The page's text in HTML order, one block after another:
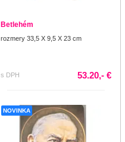
Betlehém
rozmery 33,5 X 9,5 X 23 cm
s DPH 53.20,- €
NOVINKA